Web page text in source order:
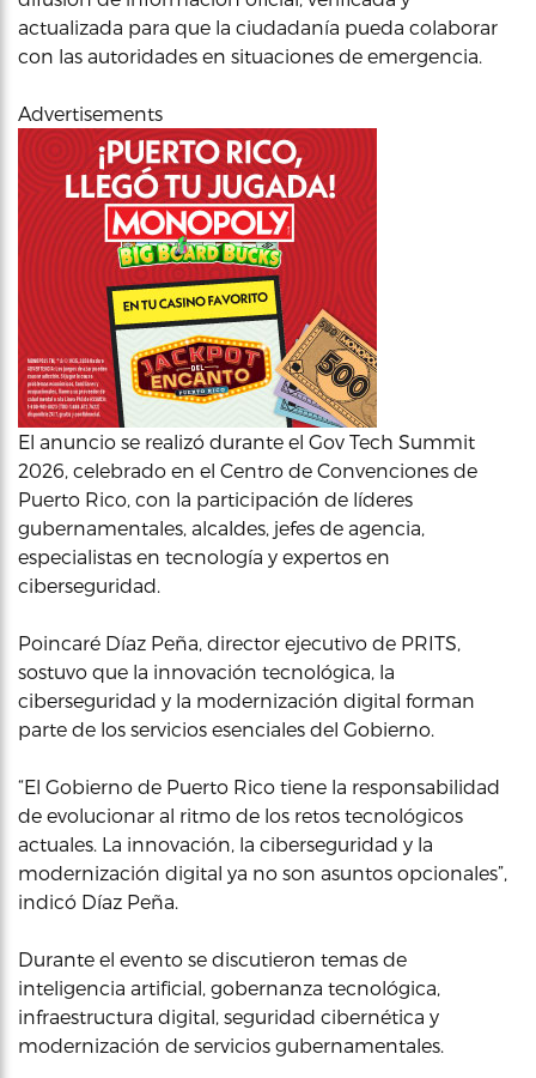
actualizada para que la ciudadanía pueda colaborar
con las autoridades en situaciones de emergencia.
Advertisements
El anuncio se realizó durante el Gov Tech Summit
2026, celebrado en el Centro de Convenciones de
Puerto Rico, con la participación de líderes
gubernamentales, alcaldes, jefes de agencia,
especialistas en tecnología y expertos en
ciberseguridad.
Poincaré Díaz Peña, director ejecutivo de PRITS,
sostuvo que la innovación tecnológica, la
ciberseguridad y la modernización digital forman
parte de los servicios esenciales del Gobierno.
“El Gobierno de Puerto Rico tiene la responsabilidad
de evolucionar al ritmo de los retos tecnológicos
actuales. La innovación, la ciberseguridad y la
modernización digital ya no son asuntos opcionales”,
indicó Díaz Peña.
Durante el evento se discutieron temas de
inteligencia artificial, gobernanza tecnológica,
infraestructura digital, seguridad cibernética y
modernización de servicios gubernamentales.